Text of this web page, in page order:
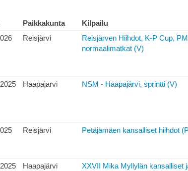
Paikkakunta Kilpailu
Reisjärvi
Reisjärven Hiihdot, K-P Cup,
normaalimatkat (V)
Haapajarvi NSM - Haapajärvi, sprintti (V)
Reisjärvi Petäjämäen kansalliset hiihdot
Haapajärvi
XXVII Mika Myllylän kansalliset